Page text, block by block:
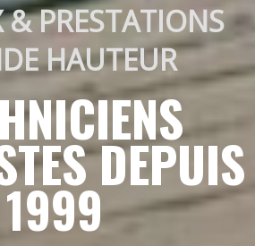
& PRESTATIONS
HAUTEUR
DEPUIS
1999